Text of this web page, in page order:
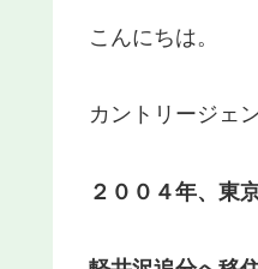
こんにちは。
カントリージェ
２００４年、東